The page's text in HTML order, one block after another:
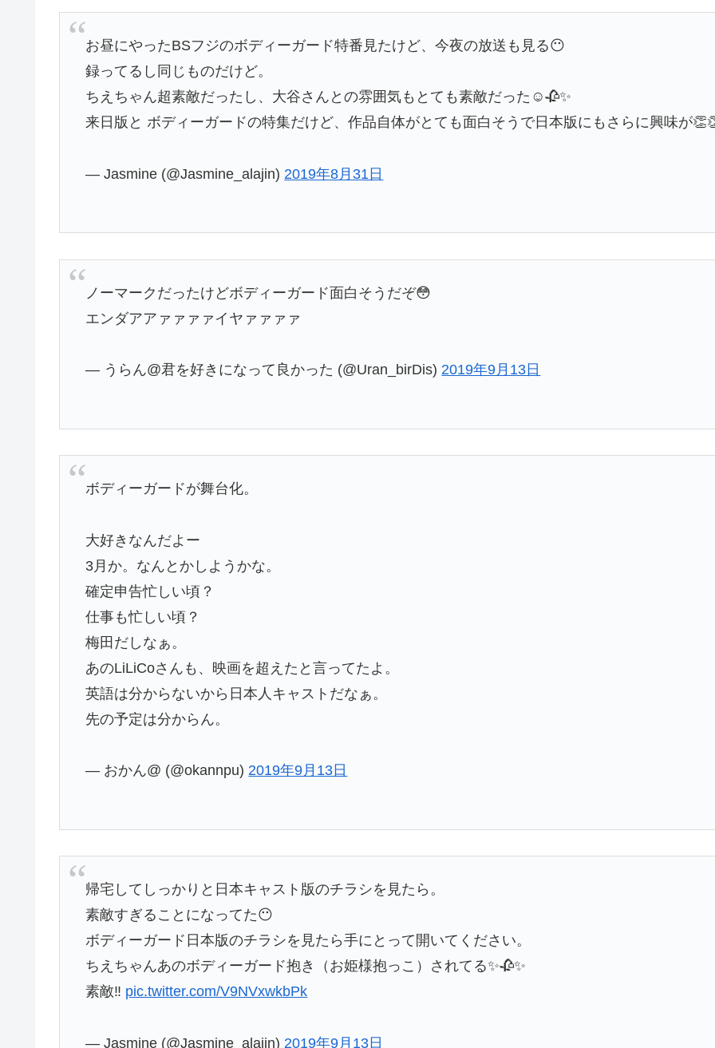
お昼にやったBSフジのボディーガード特番見たけど、今夜の放送も見る😶
録ってるし同じものだけど。
ちえちゃん超素敵だったし、大谷さんとの雰囲気もとても素敵だった☺️🥀✨
来日版と ボディーガードの特集だけど、作品自体がとても面白そうで日本版にもさらに興味が
— Jasmine (@Jasmine_alajin) 2019年8月31日
ノーマークだったけどボディーガード面白そうだぞ😳
エンダアアァァァァイヤァァァァ
— うらん@君を好きになって良かった (@Uran_birDis) 2019年9月13日
ボディーガードが舞台化。
大好きなんだよー
3月か。なんとかしようかな。
確定申告忙しい頃？
仕事も忙しい頃？
梅田だしなぁ。
あのLiLiCoさんも、映画を超えたと言ってたよ。
英語は分からないから日本人キャストだなぁ。
先の予定は分からん。
— おかん@ (@okannpu) 2019年9月13日
帰宅してしっかりと日本キャスト版のチラシを見たら。
素敵すぎることになってた😶
ボディーガード日本版のチラシを見たら手にとって開いてください。
ちえちゃんあのボディーガード抱き（お姫様抱っこ）されてる✨🥀✨
素敵‼️ pic.twitter.com/V9NVxwkbPk
— Jasmine (@Jasmine_alajin) 2019年9月13日